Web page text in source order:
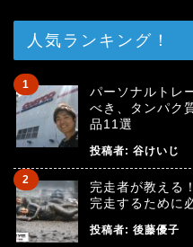
人気ランキング！
パーソナルトレ
べき、タンパク
品11選
投稿者: 谷けいじ
完走者が教える
完走するために
投稿者: 後藤優子